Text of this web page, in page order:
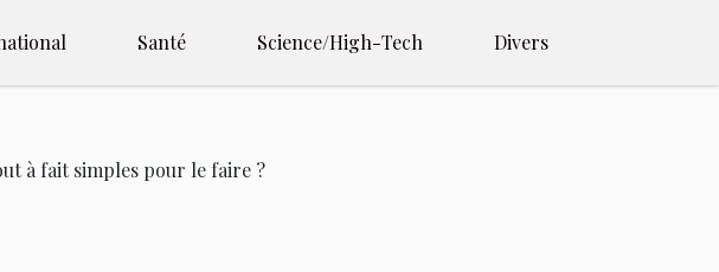
Santé Science/High-Tech Divers
à fait simples pour le faire ?